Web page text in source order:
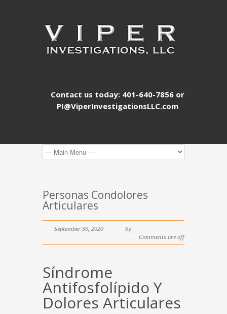
Contact us today: 401-640-7856 or
PI@ViperInvestigationsLLC.com
Personas Condolores
Articulares
September 30, 2020
by
Comments are off
Síndrome
Antifosfolípido Y
Dolores Articulares